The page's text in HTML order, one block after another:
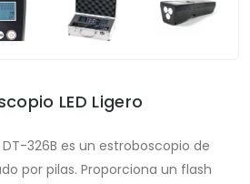
LED Ligero
326B es un estroboscopio de
por pilas. Proporciona un flash